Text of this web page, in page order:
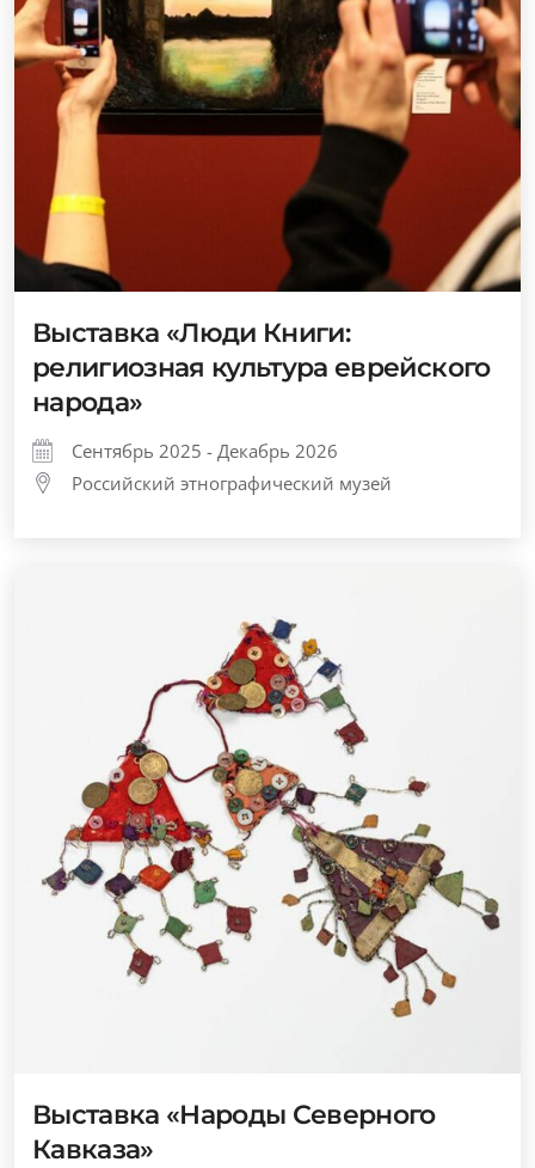
Выставка «Люди Книги:
религиозная культура еврейского
народа»
Сентябрь 2025 - Декабрь 2026
Российский этнографический музей
Выставка «Народы Северного
Кавказа»